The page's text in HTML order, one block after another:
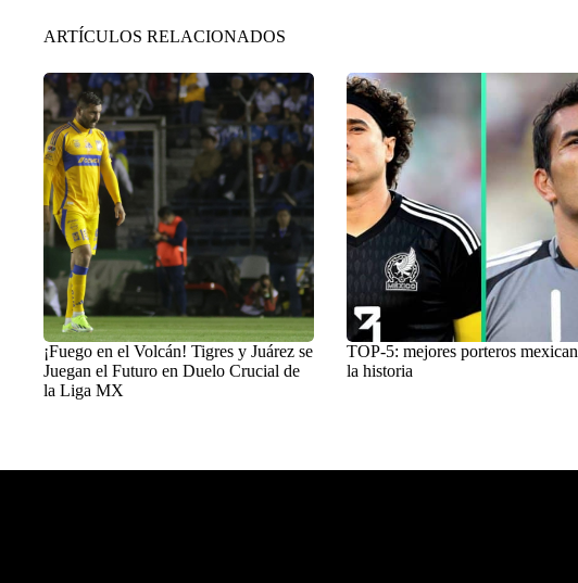
ARTÍCULOS RELACIONADOS
¡Fuego en el Volcán! Tigres y Juárez se
Juegan el Futuro en Duelo Crucial de
la Liga MX
TOP-5: mejores porteros
la historia